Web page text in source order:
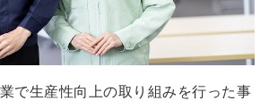
で生産性向上の取り組みを行った事